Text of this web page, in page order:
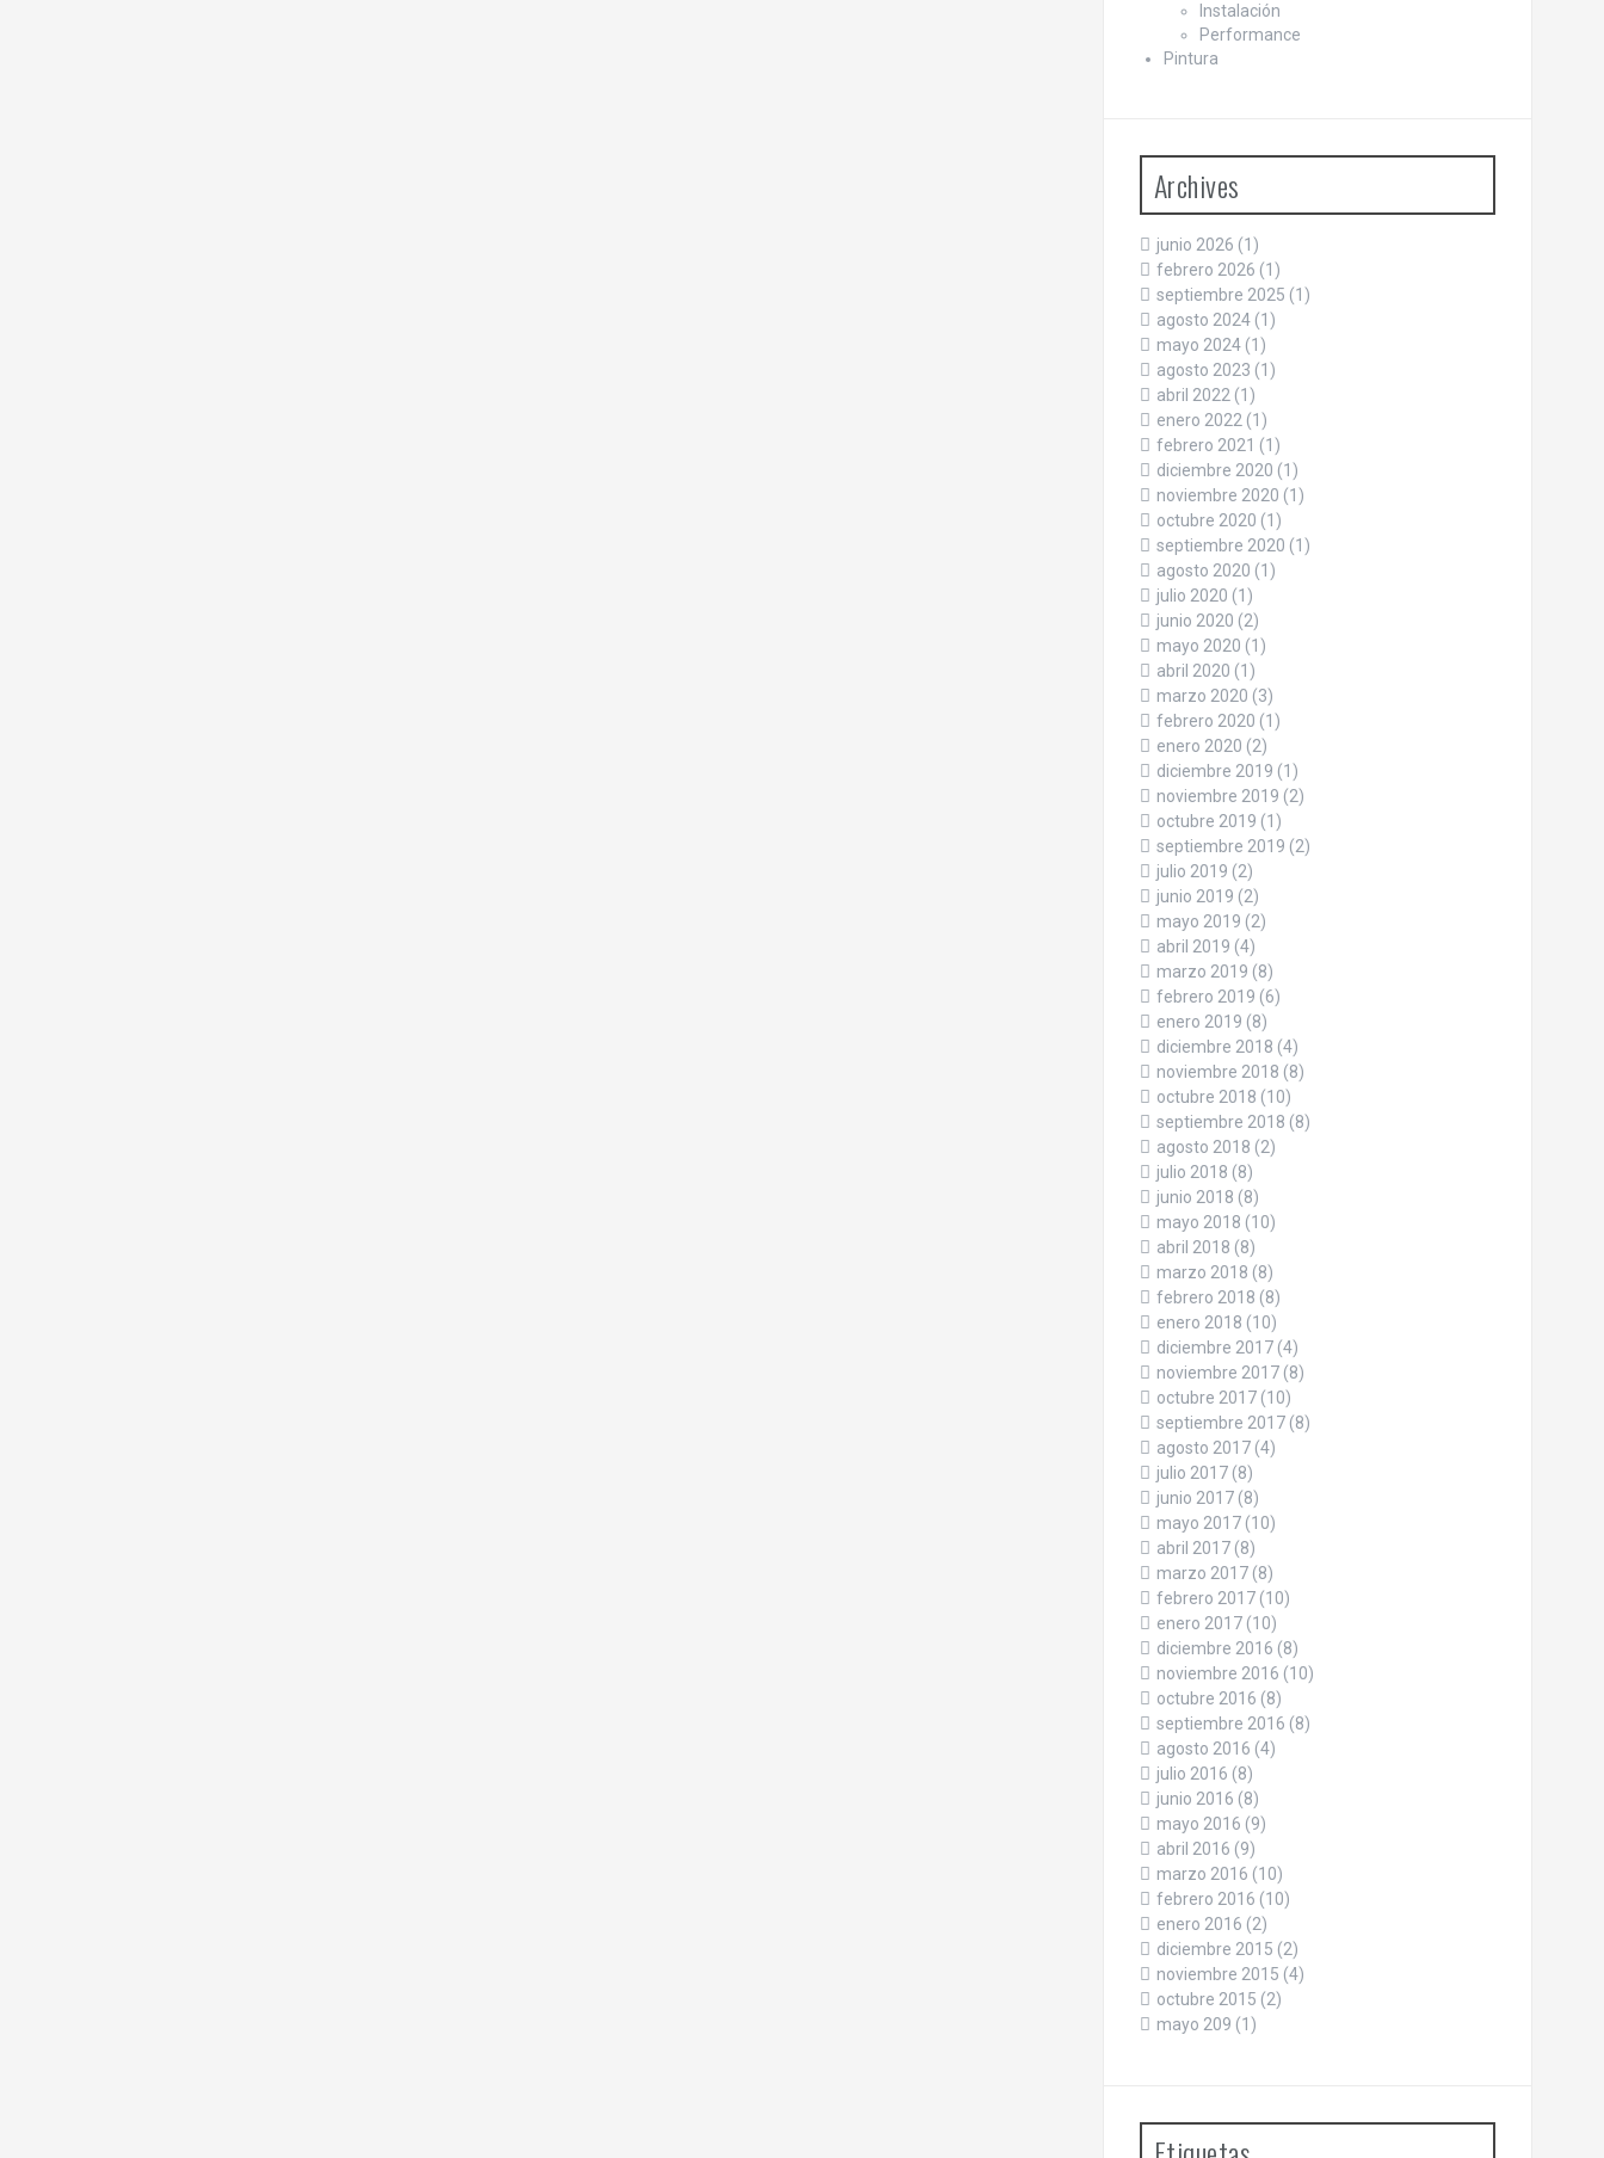
Instalación
Performance
Pintura
Archives
junio 2026 (1)
febrero 2026 (1)
septiembre 2025 (1)
agosto 2024(1)
mayo 2024(1)
agosto 2023 (1)
abril 2022(1)
enero 2022(1)
febrero 2021 (1)
diciembre 2020 (1)
noviembre 2020 (1)
octubre 2020 (1)
septiembre 2020 (1)
agosto 2020 (1)
julio 2020 (1)
junio 2020 (2)
mayo 2020 (1)
abril 2020 (1)
marzo 2020 (3)
febrero 2020 (1)
enero 2020 (2)
diciembre 2019 (1)
noviembre 2019 (2)
octubre 2019 (1)
septiembre 2019 (2)
julio 2019 (2)
junio 2019 (2)
mayo 2019 (2)
abril 2019 (4)
marzo 2019 (8)
febrero 2019 (6)
enero 2019 (8)
diciembre 2018 (4)
noviembre 2018 (8)
octubre 2018 (10)
septiembre 2018 (8)
agosto 2018 (2)
julio 2018 (8)
junio 2018 (8)
mayo 2018 (10)
abril 2018 (8)
marzo 2018 (8)
febrero 2018 (8)
enero 2018 (10)
diciembre 2017(4)
noviembre 2017(8)
octubre 2017(10)
septiembre 2017(8)
agosto 2017(4)
julio 2017(8)
junio 2017(8)
mayo 2017(10)
abril 2017(8)
marzo 2017(8)
febrero 2017(10)
enero 2017(10)
diciembre 2016 (8)
noviembre 2016 (10)
octubre 2016 (8)
septiembre 2016 (8)
agosto 2016 (4)
julio 2016 (8)
junio 2016 (8)
mayo 2016 (9)
abril 2016 (9)
marzo 2016 (10)
febrero 2016 (10)
enero 2016 (2)
diciembre 2015 (2)
noviembre 2015 (4)
octubre 2015 (2)
mayo 209 (1)